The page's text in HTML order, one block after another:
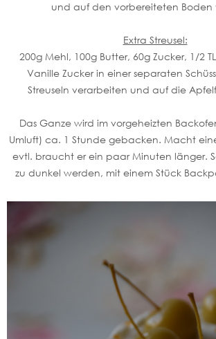
und auf den vorbereiteten Boden
Extra Streusel:
200g Mehl, 100g Butter, 60g Zucker, 1/2
Vanille Zucker in einer separaten
Streuseln verarbeiten und auf die
Das Ganze wird im vorgeheizten
Umluft) ca. 1 Stunde gebacken. Macht
evtl. braucht er ein paar Minuten länger.
zu dunkel werden, mit einem Stück